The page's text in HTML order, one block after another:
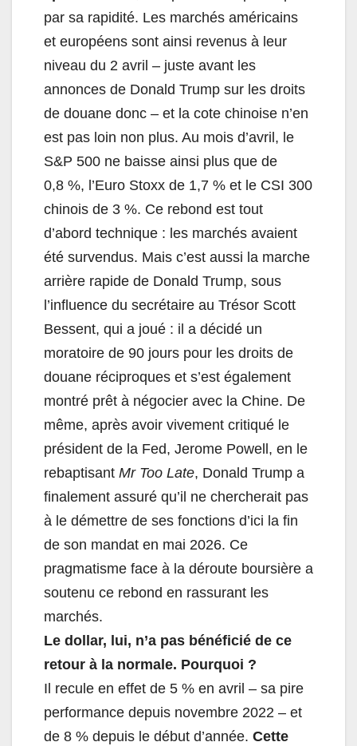
par sa rapidité. Les marchés américains
et européens sont ainsi revenus à leur
niveau du 2 avril – juste avant les
annonces de Donald Trump sur les droits
de douane donc – et la cote chinoise n’en
est pas loin non plus. Au mois d’avril, le
S&P 500 ne baisse ainsi plus que de
0,8 %, l’Euro Stoxx de 1,7 % et le CSI 300
chinois de 3 %. Ce rebond est tout
d’abord technique : les marchés avaient
été survendus. Mais c’est aussi la marche
arrière rapide de Donald Trump, sous
l’influence du secrétaire au Trésor Scott
Bessent, qui a joué : il a décidé un
moratoire de 90 jours pour les droits de
douane réciproques et s’est également
montré prêt à négocier avec la Chine. De
même, après avoir vivement critiqué le
président de la Fed, Jerome Powell, en le
rebaptisant Mr Too Late, Donald Trump a
finalement assuré qu’il ne chercherait pas
à le démettre de ses fonctions d’ici la fin
de son mandat en mai 2026. Ce
pragmatisme face à la déroute boursière a
soutenu ce rebond en rassurant les
marchés.
Le dollar, lui, n’a pas bénéficié de ce
retour à la normale. Pourquoi ?
Il recule en effet de 5 % en avril – sa pire
performance depuis novembre 2022 – et
de 8 % depuis le début d’année. Cette